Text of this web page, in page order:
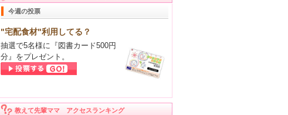
今週の投票
"宅配食材"利用してる？
抽選で5名様に『図書カード500円
分』をプレゼント。
教えて先輩ママ アクセスランキング